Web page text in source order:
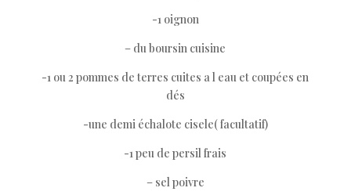
-1 oignon
– du boursin cuisine
-1 ou 2 pommes de terres cuites a l eau et coupées en
dés
-une demi échalote cisele( facultatif)
-1 peu de persil frais
– sel poivre